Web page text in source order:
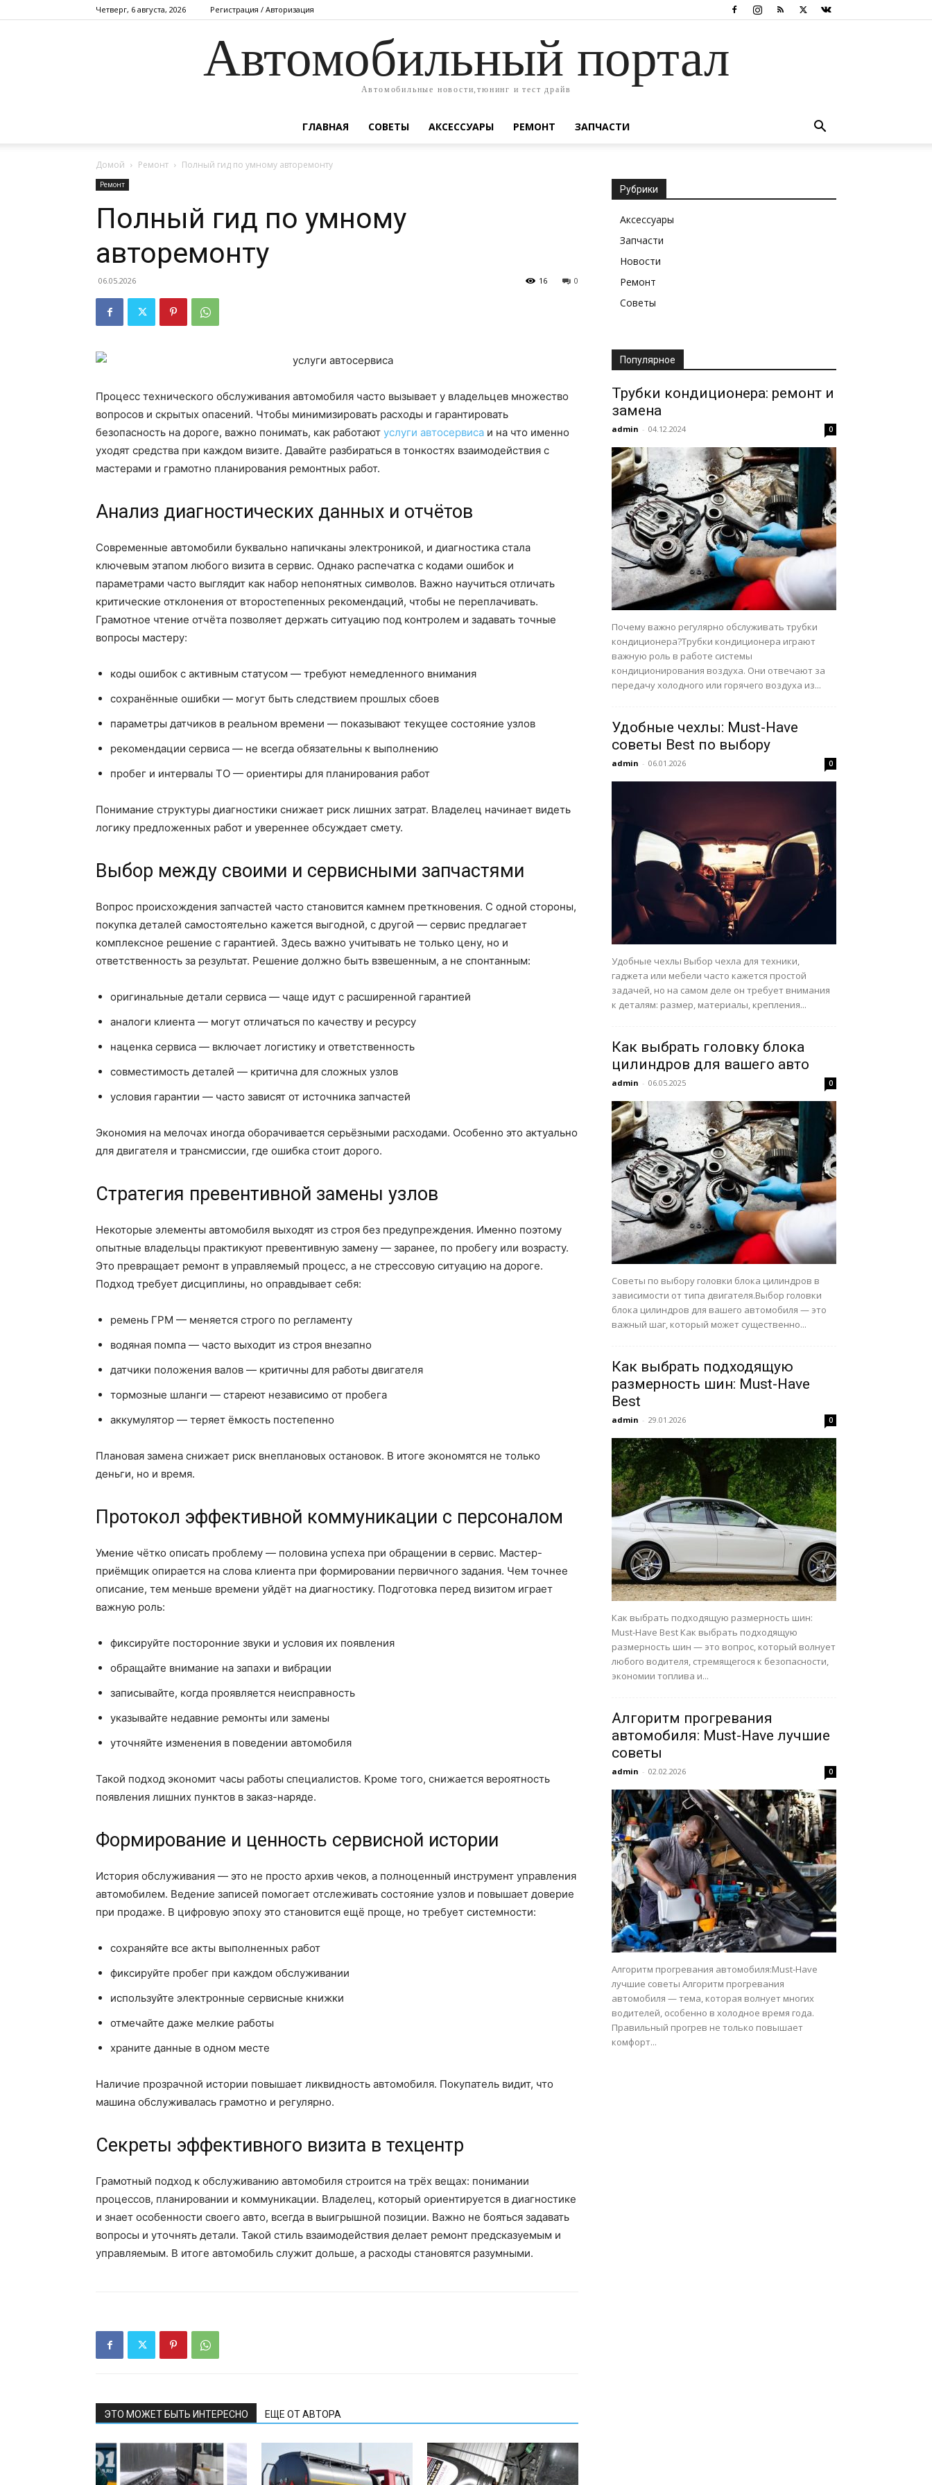
Четверг, 6 августа, 2026 Регистрация / Авторизация
Автомобильный портал
Автомобильные новости,тюнинг и тест драйв
ГЛАВНАЯ СОВЕТЫ АКСЕССУАРЫ РЕМОНТ ЗАПЧАСТИ
Домой Ремонт Полный гид по умному авторемонту
Ремонт
Полный гид по умному
авторемонту
06.05.2026 0
16
Процесс технического обслуживания автомобиля часто вызывает у владельцев множество
вопросов и скрытых опасений. Чтобы минимизировать расходы и гарантировать
безопасность на дороге, важно понимать, как работают услуги автосервиса и на что именно
уходят средства при каждом визите. Давайте разбираться в тонкостях взаимодействия с
мастерами и грамотно планирования ремонтных работ.
Анализ диагностических данных и отчётов
Современные автомобили буквально напичканы электроникой, и диагностика стала
ключевым этапом любого визита в сервис. Однако распечатка с кодами ошибок и
параметрами часто выглядит как набор непонятных символов. Важно научиться отличать
критические отклонения от второстепенных рекомендаций, чтобы не переплачивать.
Грамотное чтение отчёта позволяет держать ситуацию под контролем и задавать точные
вопросы мастеру:
коды ошибок с активным статусом — требуют немедленного внимания
сохранённые ошибки — могут быть следствием прошлых сбоев
параметры датчиков в реальном времени — показывают текущее состояние узлов
рекомендации сервиса — не всегда обязательны к выполнению
пробег и интервалы ТО — ориентиры для планирования работ
Понимание структуры диагностики снижает риск лишних затрат. Владелец начинает видеть
логику предложенных работ и увереннее обсуждает смету.
Выбор между своими и сервисными запчастями
Вопрос происхождения запчастей часто становится камнем преткновения. С одной стороны,
покупка деталей самостоятельно кажется выгодной, с другой — сервис предлагает
комплексное решение с гарантией. Здесь важно учитывать не только цену, но и
ответственность за результат. Решение должно быть взвешенным, а не спонтанным:
оригинальные детали сервиса — чаще идут с расширенной гарантией
аналоги клиента — могут отличаться по качеству и ресурсу
наценка сервиса — включает логистику и ответственность
совместимость деталей — критична для сложных узлов
условия гарантии — часто зависят от источника запчастей
Экономия на мелочах иногда оборачивается серьёзными расходами. Особенно это актуально
для двигателя и трансмиссии, где ошибка стоит дорого.
Стратегия превентивной замены узлов
Некоторые элементы автомобиля выходят из строя без предупреждения. Именно поэтому
опытные владельцы практикуют превентивную замену — заранее, по пробегу или возрасту.
Это превращает ремонт в управляемый процесс, а не стрессовую ситуацию на дороге.
Подход требует дисциплины, но оправдывает себя:
ремень ГРМ — меняется строго по регламенту
водяная помпа — часто выходит из строя внезапно
датчики положения валов — критичны для работы двигателя
тормозные шланги — стареют независимо от пробега
аккумулятор — теряет ёмкость постепенно
Плановая замена снижает риск внеплановых остановок. В итоге экономятся не только
деньги, но и время.
Протокол эффективной коммуникации с персоналом
Умение чётко описать проблему — половина успеха при обращении в сервис. Мастер-
приёмщик опирается на слова клиента при формировании первичного задания. Чем точнее
описание, тем меньше времени уйдёт на диагностику. Подготовка перед визитом играет
важную роль:
фиксируйте посторонние звуки и условия их появления
обращайте внимание на запахи и вибрации
записывайте, когда проявляется неисправность
указывайте недавние ремонты или замены
уточняйте изменения в поведении автомобиля
Такой подход экономит часы работы специалистов. Кроме того, снижается вероятность
появления лишних пунктов в заказ-наряде.
Формирование и ценность сервисной истории
История обслуживания — это не просто архив чеков, а полноценный инструмент управления
автомобилем. Ведение записей помогает отслеживать состояние узлов и повышает доверие
при продаже. В цифровую эпоху это становится ещё проще, но требует системности:
сохраняйте все акты выполненных работ
фиксируйте пробег при каждом обслуживании
используйте электронные сервисные книжки
отмечайте даже мелкие работы
храните данные в одном месте
Наличие прозрачной истории повышает ликвидность автомобиля. Покупатель видит, что
машина обслуживалась грамотно и регулярно.
Секреты эффективного визита в техцентр
Грамотный подход к обслуживанию автомобиля строится на трёх вещах: понимании
процессов, планировании и коммуникации. Владелец, который ориентируется в диагностике
и знает особенности своего авто, всегда в выигрышной позиции. Важно не бояться задавать
вопросы и уточнять детали. Такой стиль взаимодействия делает ремонт предсказуемым и
управляемым. В итоге автомобиль служит дольше, а расходы становятся разумными.
ЭТО МОЖЕТ БЫТЬ ИНТЕРЕСНО ЕЩЕ ОТ АВТОРА
Рубрики
Аксессуары
Запчасти
Новости
Ремонт
Советы
Популярное
Трубки кондиционера: ремонт и
замена
admin - 04.12.2024 0
Почему важно регулярно обслуживать трубки
кондиционера?Трубки кондиционера играют
важную роль в работе системы
кондиционирования воздуха. Они отвечают за
передачу холодного или горячего воздуха из...
Удобные чехлы: Must-Have
советы Best по выбору
admin - 06.01.2026 0
Удобные чехлы Выбор чехла для техники,
гаджета или мебели часто кажется простой
задачей, но на самом деле он требует внимания
к деталям: размер, материалы, крепления...
Как выбрать головку блока
цилиндров для вашего авто
admin - 06.05.2025 0
Советы по выбору головки блока цилиндров в
зависимости от типа двигателя.Выбор головки
блока цилиндров для вашего автомобиля — это
важный шаг, который может существенно...
Как выбрать подходящую
размерность шин: Must-Have
Best
admin - 29.01.2026 0
Как выбрать подходящую размерность шин:
Must-Have Best Как выбрать подходящую
размерность шин — это вопрос, который волнует
любого водителя, стремящегося к безопасности,
экономии топлива и...
Алгоритм прогревания
автомобиля: Must-Have лучшие
советы
admin - 02.02.2026 0
Алгоритм прогревания автомобиля:Must-Have
лучшие советы Алгоритм прогревания
автомобиля — тема, которая волнует многих
водителей, особенно в холодное время года.
Правильный прогрев не только повышает
комфорт...